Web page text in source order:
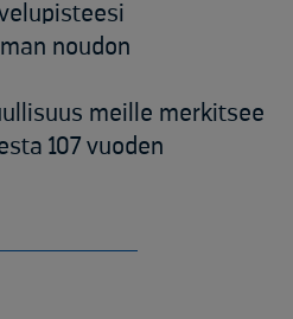
noudon
meille merkitsee
107 vuoden